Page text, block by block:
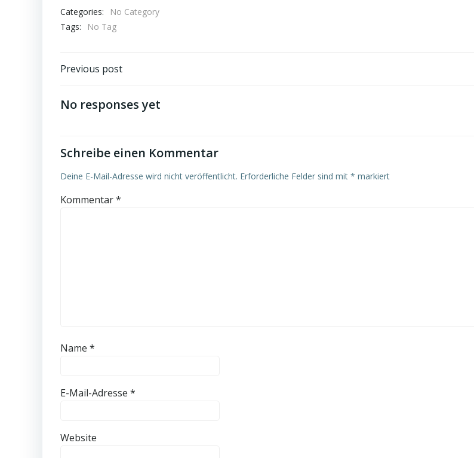
Categories:
No Category
Tags:
No Tag
Post
navigation
Previous post
No responses yet
Schreibe einen Kommentar
Deine E-Mail-Adresse wird nicht veröffentlicht. Erforderliche Felder sind mit * markiert
Kommentar*
Name *
E-Mail-Adresse *
Website